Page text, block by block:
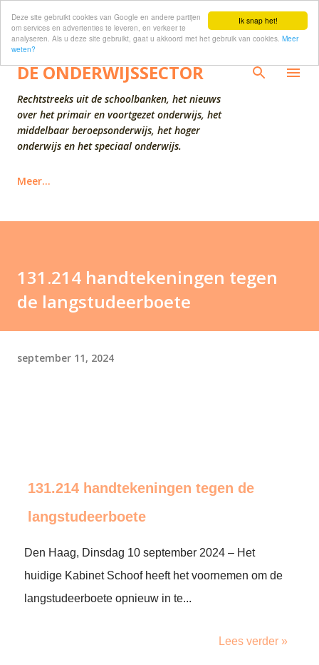
Ik snap het!
Deze site gebruikt cookies van Google en andere partijen
om services en advertenties te leveren, en verkeer te
analyseren. Als u deze site gebruikt, gaat u akkoord met het gebruik van cookies. Meer
weten?
Doorgaan naar hoofdcontent
DE ONDERWIJSSECTOR
Rechtstreeks uit de schoolbanken, het nieuws
over het primair en voortgezet onderwijs, het
middelbaar beroepsonderwijs, het hoger
onderwijs en het speciaal onderwijs.
Meer…
131.214 handtekeningen tegen
de langstudeerboete
september 11, 2024
131.214 handtekeningen tegen de
langstudeerboete
Den Haag, Dinsdag 10 september 2024 – Het
huidige Kabinet Schoof heeft het voornemen om de
langstudeerboete opnieuw in te...
Lees verder »